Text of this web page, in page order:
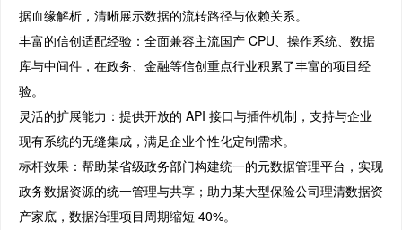
据血缘解析，清晰展示数据的流转路径与依赖关系。
丰富的信创适配经验：全面兼容主流国产 CPU、操作系统、数据
库与中间件，在政务、金融等信创重点行业积累了丰富的项目经
验。
灵活的扩展能力：提供开放的 API 接口与插件机制，支持与企业
现有系统的无缝集成，满足企业个性化定制需求。
标杆效果：帮助某省级政务部门构建统一的元数据管理平台，实现
政务数据资源的统一管理与共享；助力某大型保险公司理清数据资
产家底，数据治理项目周期缩短 40%。